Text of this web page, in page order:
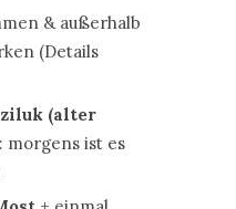
& außerhalb
(Details
(alter
ist es